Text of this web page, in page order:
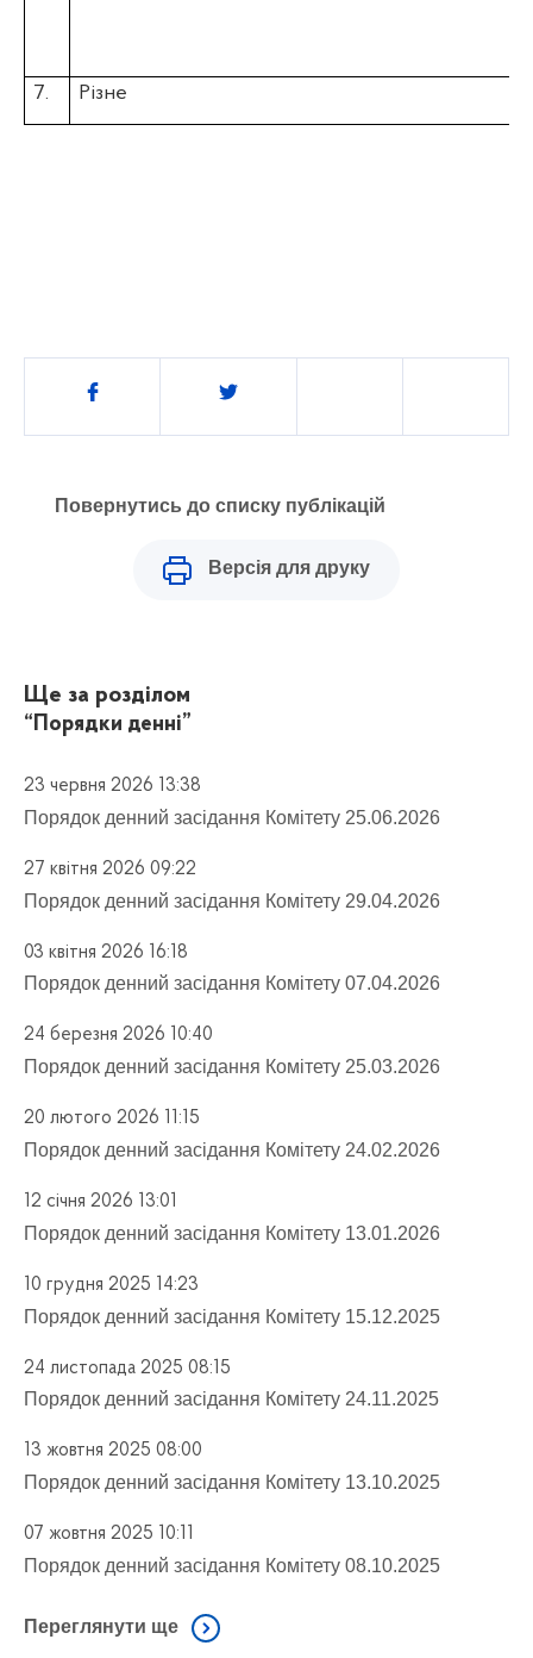
7. Різне
Поділитись
Повернутись до списку публікацій
Версія для друку
Ще за розділом
“Порядки денні”
23 червня 2026 13:38
Порядок денний засідання Комітету 25.06.2026
27 квітня 2026 09:22
Порядок денний засідання Комітету 29.04.2026
03 квітня 2026 16:18
Порядок денний засідання Комітету 07.04.2026
24 березня 2026 10:40
Порядок денний засідання Комітету 25.03.2026
20 лютого 2026 11:15
Порядок денний засідання Комітету 24.02.2026
12 січня 2026 13:01
Порядок денний засідання Комітету 13.01.2026
10 грудня 2025 14:23
Порядок денний засідання Комітету 15.12.2025
24 листопада 2025 08:15
Порядок денний засідання Комітету 24.11.2025
13 жовтня 2025 08:00
Порядок денний засідання Комітету 13.10.2025
07 жовтня 2025 10:11
Порядок денний засідання Комітету 08.10.2025
Переглянути ще